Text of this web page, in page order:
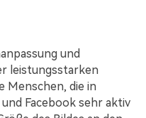
und
leistungsstarken
Menschen, die in
Facebook sehr aktiv